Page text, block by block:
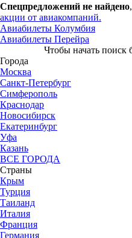
Спецпредложений не найдено
акции от авиакомпаний.
Авиабилеты Колумбия
Авиабилеты Перейра
Чтобы начать поиск
Города
Москва
Санкт-Петербург
Симферополь
Краснодар
Новосибирск
Екатеринбург
Уфа
Казань
ВСЕ ГОРОДА
Страны
Крым
Турция
Таиланд
Италия
Франция
Германия